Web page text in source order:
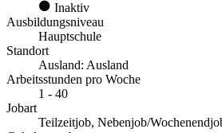
Inaktiv
Ausbildungsniveau
Hauptschule
Standort
Ausland: Ausland
Arbeitsstunden pro Woche
1 - 40
Jobart
Teilzeitjob, Nebenjob/